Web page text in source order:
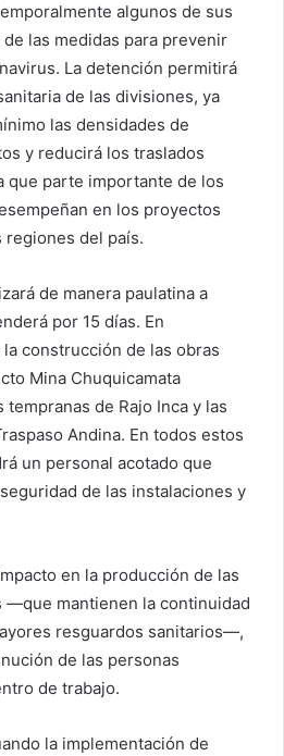
algunos de sus
las medidas para prevenir
La detención permitirá
de las divisiones, ya
las densidades de
y reducirá los traslados
que parte importante de los
en los proyectos
del país.
de manera paulatina a
por 15 días. En
construcción de las obras
Mina Chuquicamata
de Rajo Inca y las
Andina. En todos estos
un personal acotado que
de las instalaciones y
en la producción de las
―que mantienen la continuidad
resguardos sanitarios―,
de las personas
de trabajo.
la implementación de